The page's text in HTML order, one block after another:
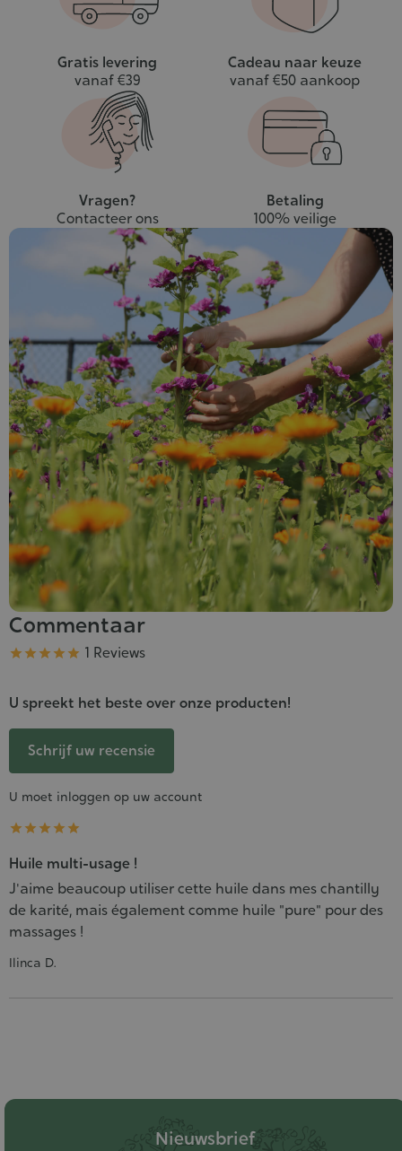
Gratis levering
vanaf €39
Cadeau naar keuze
vanaf €50 aankoop
Vragen?
Contacteer ons
Betaling
100% veilige
Commentaar
Kwaliteit
     1 Reviews
U spreekt het beste over onze producten!
Schrijf uw recensie
U moet inloggen op uw account
    
Huile multi-usage !
J'aime beaucoup utiliser cette huile dans mes chantilly
de karité, mais également comme huile "pure" pour des
massages !
Ilinca D.
Nieuwsbrief